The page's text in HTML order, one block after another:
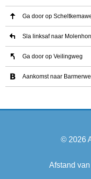
Ga door op
Sla linksaf naar
Ga door op Veilingweg
Aankomst naar
© 2026
Afstand van